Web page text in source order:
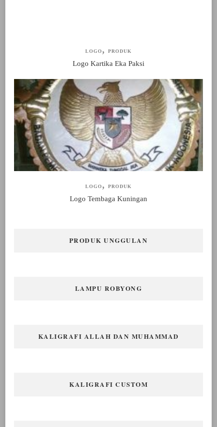
LOGO PRODUK
Logo Kartika Eka Paksi
LOGO PRODUK
Logo Tembaga Kuningan
PRODUK UNGGULAN
LAMPU ROBYONG
KALIGRAFI ALLAH DAN MUHAMMAD
KALIGRAFI CUSTOM